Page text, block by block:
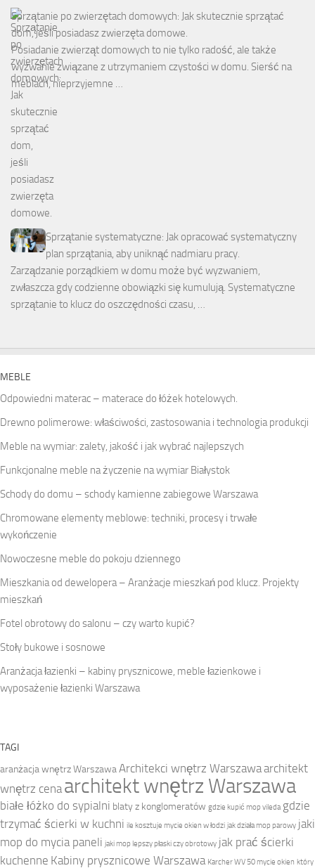
Sprzątanie po zwierzętach domowych: Jak skutecznie sprzątać
dom, jeśli posiadasz zwierzęta domowe.
Posiadanie zwierząt domowych to nie tylko radość, ale także
wyzwanie związane z utrzymaniem czystości w domu. Sierść na
meblach, nieprzyjemne …
Sprzątanie systematyczne: Jak opracować systematyczny
plan sprzątania, aby uniknąć nadmiaru pracy.
Zarządzanie porządkiem w domu może być wyzwaniem,
zwłaszcza gdy codzienne obowiązki się kumulują. Systematyczne
sprzątanie to klucz do oszczędności czasu, …
MEBLE
Odpowiedni materac – materace do łóżek hotelowych.
Drewno polimerowe: właściwości, zastosowania i technologia produkcji
Meble na wymiar: zalety, jakość i jak wybrać najlepszych
Funkcjonalne meble na życzenie na wymiar Białystok
Schody do domu – schody kamienne zabiegowe Warszawa
Chromowane elementy meblowe: techniki, procesy i trwałe
wykończenie
Nowoczesne meble do pokoju dziennego
Mieszkania od dewelopera – Aranżacje mieszkań pod klucz. Projekty
mieszkań
Fotel obrotowy do salonu – czy warto kupić?
Stoły bukowe i sosnowe
Aranżacja łazienki – kabiny prysznicowe, meble łazienkowe i
wyposażenie łazienki Warszawa
TAGI
aranżacja wnętrz WarszawaArchitekci wnętrz Warszawaarchitekt
wnętrz cena architekt wnętrz Warszawa
białe łóżko do sypialni blaty z konglomeratów gdzie kupić mop vileda gdzie
trzymać ścierki w kuchni ile kosztuje mycie okien w łodzi jak działa mop parowy jaki
mop do mycia paneli jaki mop lepszy płaski czy obrotowy jak prać ścierki
kuchenne Kabiny prysznicowe Warszawa Karcher WV 50 mycie okien który